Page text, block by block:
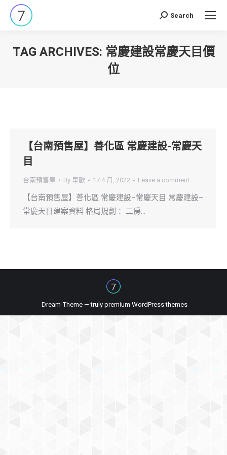
Search:
Search
TAG ARCHIVES: 常慶建設常慶天目價
位
【台南預售屋】善化區 常慶建設-常慶天
目
台南預售屋 By 里歐 17 4 月, 2022 Leave a comment
【台南預售屋】善化區 常慶建設–常慶天目 常慶建設–
常慶天目建案資料 格局規劃： 二房…
Dream-Theme — truly premium WordPress themes